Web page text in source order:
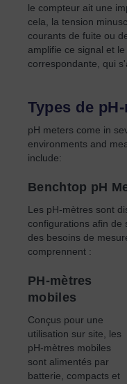
le compteur ait une
cela, la tension
courants de fuite ou
amplifie ce signal et
correspondante, qui
Types de
pH meters come in
environments and
include:
Benchtop pH
Les pH-mètres sont
configurations afin de
des besoins de
comprennent :
PH-mètres
mobiles
Conçus pour une
utilisation sur site, les
pH-mètres mobiles
sont alimentés par
batterie, compacts et